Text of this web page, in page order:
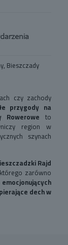
Bieszczady
czy zachody
przygody na
Rowerowe to
region w
szynach
Rajd
zarówno
dech w